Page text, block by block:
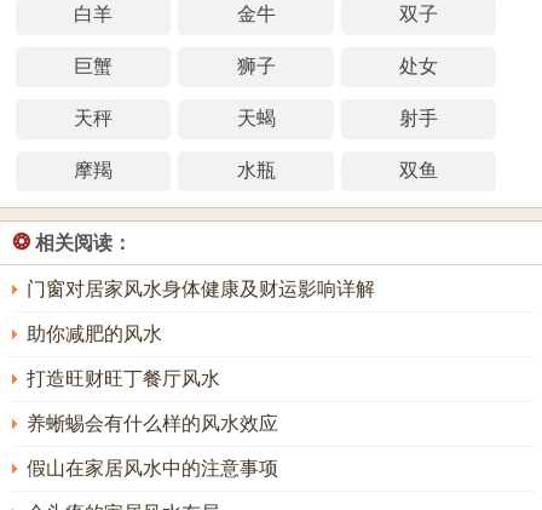
白羊 金牛 双子
巨蟹 狮子 处女
天秤 天蝎 射手
摩羯 水瓶 双鱼
❂ 相关阅读：
门窗对居家风水身体健康及财运影响详解
助你减肥的风水
打造旺财旺丁餐厅风水
养蜥蜴会有什么样的风水效应
假山在家居风水中的注意事项